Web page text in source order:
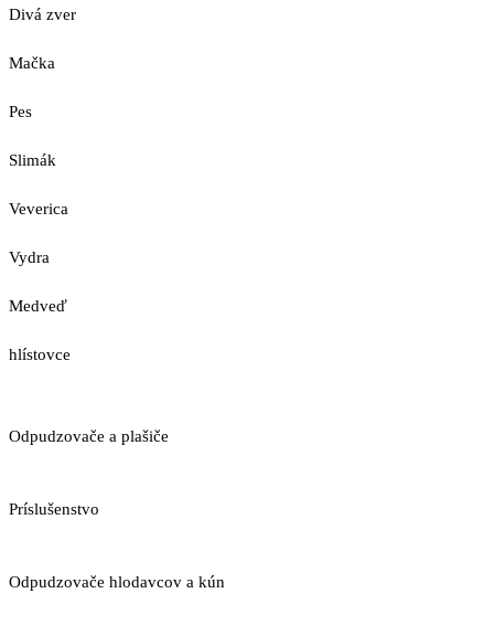
Divá zver
Mačka
Pes
Slimák
Veverica
Vydra
Medveď
hlístovce
Odpudzovače a plašiče
Príslušenstvo
Odpudzovače hlodavcov a kún